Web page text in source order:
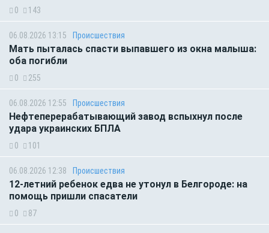
0 143
06.08.2026 13:15 Происшествия
Мать пыталась спасти выпавшего из окна малыша:
оба погибли
0 255
06.08.2026 12:55 Происшествия
Нефтеперерабатывающий завод вспыхнул после
удара украинских БПЛА
0 101
06.08.2026 12:38 Происшествия
12-летний ребенок едва не утонул в Белгороде: на
помощь пришли спасатели
0 87